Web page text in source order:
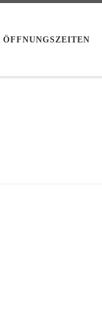
ÖFFNUNGSZEITEN